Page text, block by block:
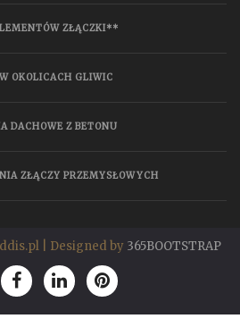
ZŁĄCZKI**
OKOLICACH GLIWIC
DACHOWE Z BETONU
ZŁĄCZY PRZEMYSŁOWYCH
| Designed by 365BOOTSTRAP